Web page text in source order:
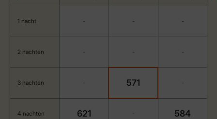
1 nacht - - -
2 nachten - - -
3 nachten - 571 -
4 nachten 621 - 584